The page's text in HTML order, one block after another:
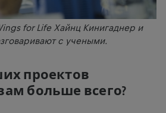
for Life Хайнц Кинигаднер и
с учеными.
проектов
больше всего?